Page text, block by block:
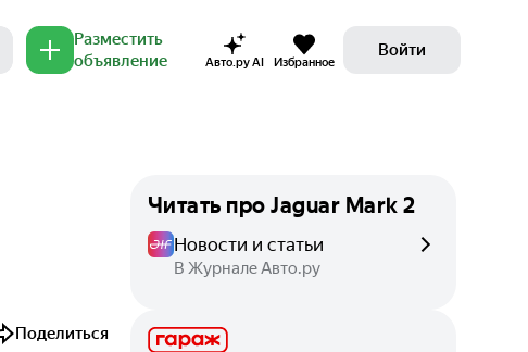
Разместить
объявление
Авто.ру AI Избранное
Войти
Поделиться
Читать проJaguar Mark 2
Новости и статьи
В Журнале Авто.ру